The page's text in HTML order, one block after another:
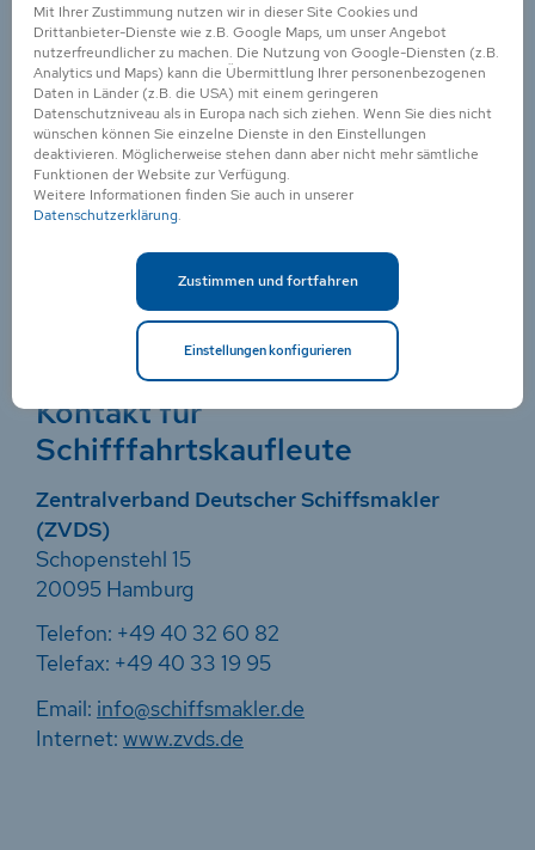
Kontakt für
Bord-Ausbildungen
Berufsbildungsstelle Seeschifffahrt (BBS)
Buschhöhe 8
28357 Bremen
Telefon: +49 421 1 73 67-0
Telefax: +49 421 1 73 67-15
ahoi@machmeer.de
www.machmeer.de
Kontakt für
Schifffahrtskaufleute
Zentralverband Deutscher Schiffsmakler
(ZVDS)
Schopenstehl 15
20095 Hamburg
Telefon: +49 40 32 60 82
Telefax: +49 40 33 19 95
Email: info@schiffsmakler.de
Internet: www.zvds.de
Zustimmen und fortfahren
Einstellungen konfigurieren
Mit Ihrer Zustimmung nutzen wir in dieser Site Cookies und
Drittanbieter-Dienste wie z.B. Google Maps, um unser Angebot
nutzerfreundlicher zu machen. Die Nutzung von Google-Diensten (z.B.
Analytics und Maps) kann die Übermittlung Ihrer personenbezogenen
Daten in Länder (z.B. die USA) mit einem geringeren
Datenschutzniveau als in Europa nach sich ziehen. Wenn Sie dies nicht
wünschen können Sie einzelne Dienste in den Einstellungen
deaktivieren. Möglicherweise stehen dann aber nicht mehr sämtliche
Funktionen der Website zur Verfügung.
Weitere Informationen finden Sie auch in unserer
Datenschutzerklärung.